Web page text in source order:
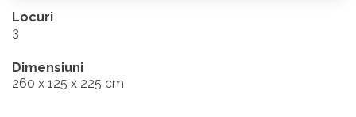
Locuri
3
Dimensiuni
260 x 125 x 225 cm